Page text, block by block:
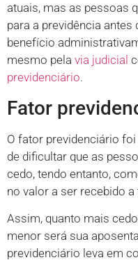
atuais, mas as pessoas
para a previdência
benefício
mesmo pela via judicial
previdenciário.
Fator
O fator previdenciário
de dificultar que as
cedo, tendo entanto,
no valor a ser recebido
Assim, quanto mais
menor será sua
previdenciário leva em